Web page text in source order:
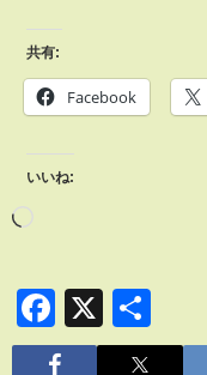
共有:
Facebook
いいね:
Facebook
X
有